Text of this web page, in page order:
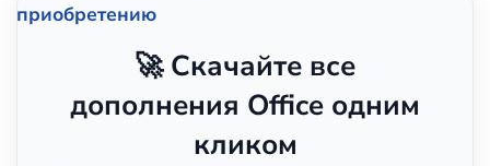
приобретению
🚀 Скачайте все
дополнения Office одним
кликом